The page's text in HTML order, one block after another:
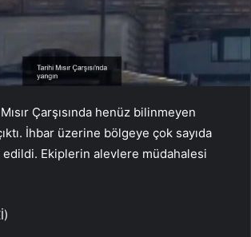
Çarşısında henüz bilinmeyen
İhbar üzerine bölgeye çok sayıda
Ekiplerin alevlere müdahalesi